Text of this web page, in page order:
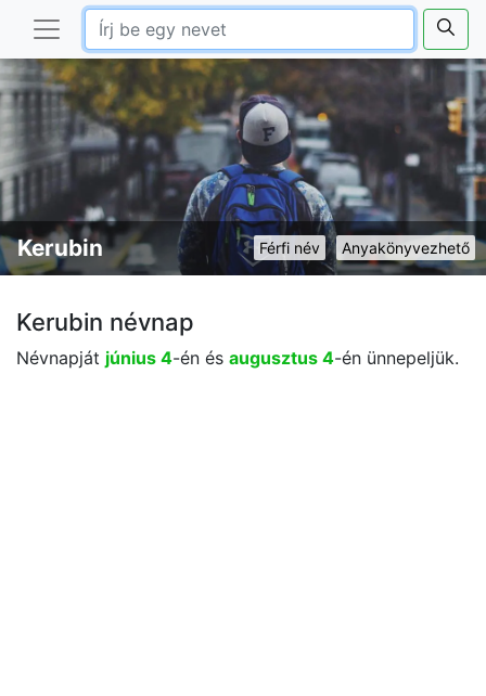
Anyakönyvezhető
Férfi név
Kerubin
Kerubin névnap
Névnapját június 4-én és augusztus 4-én ünnepeljük.